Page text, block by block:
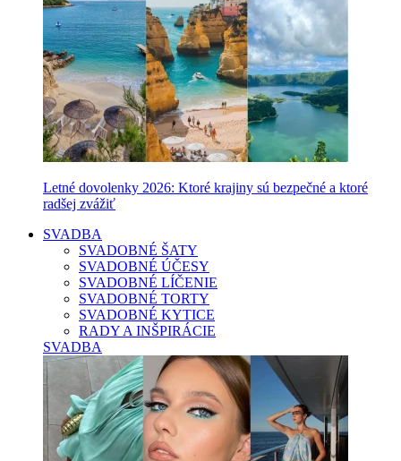
Letné dovolenky 2026: Ktoré krajiny sú bezpečné a ktoré
radšej zvážiť
SVADBA
SVADOBNÉ ŠATY
SVADOBNÉ ÚČESY
SVADOBNÉ LÍČENIE
SVADOBNÉ TORTY
SVADOBNÉ KYTICE
RADY A INŠPIRÁCIE
SVADBA